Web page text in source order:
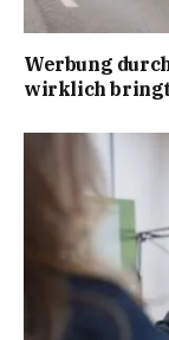
Werbung
wirklich bringt